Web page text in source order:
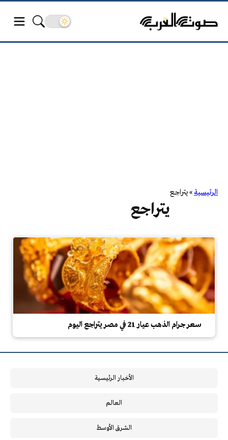
الرئيسية»يتراجع
يتراجع
سعر جرام الذهب عيار 21 في مصر يتراجع اليوم
الأخبار الرئيسية
العالم
الشرق الأوسط